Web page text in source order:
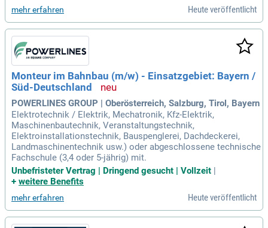
mehr erfahren Heute veröffentlicht
Monteur im Bahnbau (m/w) - Einsatzgebiet: Bayern /
Süd-Deutschland
POWERLINES GROUP | Oberösterreich, Salzburg, Tirol, Bayern
Elektrotechnik / Elektrik, Mechatronik, Kfz-Elektrik,
Maschinenbautechnik, Veranstaltungstechnik,
Elektroinstallationstechnik, Bauspenglerei, Dachdeckerei,
Landmaschinentechnik usw.) oder abgeschlossene technische
Fachschule (3,4 oder 5-jährig) mit.
Unbefristeter Vertrag | Dringend gesucht | Vollzeit |
+ weitere Benefits
mehr erfahren Heute veröffentlicht